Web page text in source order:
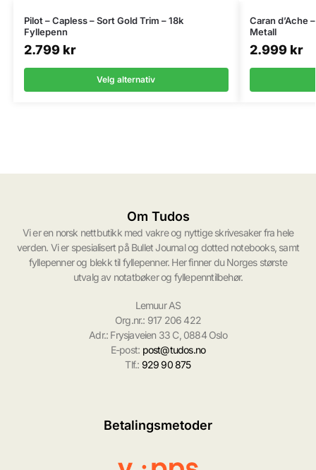
Pilot – Capless – Sort Gold Trim – 18k
Fyllepenn
2.799 kr
Velg alternativ
Caran d’Ache
Metall
2.999 kr
Om Tudos
Vi er en norsk nettbutikk med vakre og nyttige skrivesaker fra hele
verden. Vi er spesialisert på Bullet Journal og dotted notebooks, samt
fyllepenner og blekk til fyllepenner. Her finner du Norges største
utvalg av notatbøker og fyllepenntilbehør.
Lemuur AS
Org.nr.: 917 206 422
Adr.: Frysjaveien 33 C, 0884 Oslo
E-post: post@tudos.no
Tlf.: 929 90 875
Betalingsmetoder